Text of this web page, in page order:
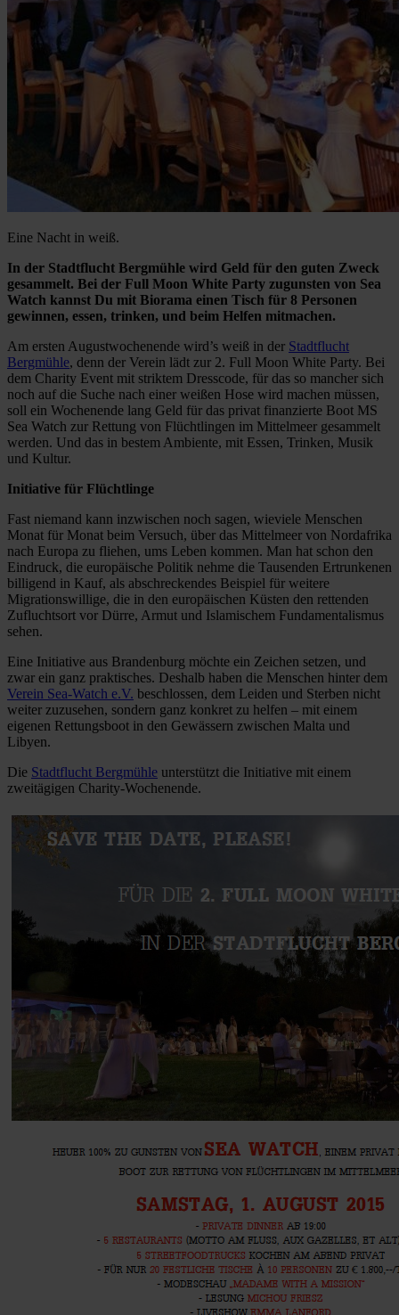
Eine Nacht in weiß.
In der Stadtflucht Bergmühle wird Geld für den guten Zweck
gesammelt. Bei der Full Moon White Party zugunsten von Sea
Watch kannst Du mit Biorama einen Tisch für 8 Personen
gewinnen, essen, trinken, und beim Helfen mitmachen.
Am ersten Augustwochenende wird’s weiß in der Stadtflucht
Bergmühle, denn der Verein lädt zur 2. Full Moon White Party. Bei
dem Charity Event mit striktem Dresscode, für das so mancher sich
noch auf die Suche nach einer weißen Hose wird machen müssen,
soll ein Wochenende lang Geld für das privat finanzierte Boot MS
Sea Watch zur Rettung von Flüchtlingen im Mittelmeer gesammelt
werden. Und das in bestem Ambiente, mit Essen, Trinken, Musik
und Kultur.
Initiative für Flüchtlinge
Fast niemand kann inzwischen noch sagen, wieviele Menschen
Monat für Monat beim Versuch, über das Mittelmeer von Nordafrika
nach Europa zu fliehen, ums Leben kommen. Man hat schon den
Eindruck, die europäische Politik nehme die Tausenden Ertrunkenen
billigend in Kauf, als abschreckendes Beispiel für weitere
Migrationswillige, die in den europäischen Küsten den rettenden
Zufluchtsort vor Dürre, Armut und Islamischem Fundamentalismus
sehen.
Eine Initiative aus Brandenburg möchte ein Zeichen setzen, und
zwar ein ganz praktisches. Deshalb haben die Menschen hinter dem
Verein Sea-Watch e.V. beschlossen, dem Leiden und Sterben nicht
weiter zuzusehen, sondern ganz konkret zu helfen – mit einem
eigenen Rettungsboot in den Gewässern zwischen Malta und
Libyen.
Die Stadtflucht Bergmühle unterstützt die Initiative mit einem
zweitägigen Charity-Wochenende.